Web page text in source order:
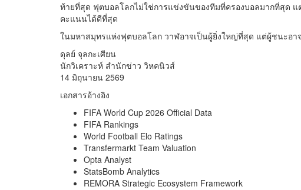
ท้ายที่สุด ฟุตบอลโลกไม่ใช่การแข่งขันของทีมที่ครองบอลมากที่สุด
คะแนนได้ดีที่สุด
ในมหาสมุทรแห่งฟุตบอลโลก วาฬอาจเป็นผู้ยิ่งใหญ่ที่สุด แต่ผู้ชนะอา
ดุลย์ จุลกะเศียน
นักวิเคราะห์ สำนักข่าว วิหคนิวส์
14 มิถุนายน 2569
เอกสารอ้างอิง
FIFA World Cup 2026 Official Data
FIFA Rankings
World Football Elo Ratings
Transfermarkt Team Valuation
Opta Analyst
StatsBomb Analytics
REMORA Strategic Ecosystem Framework